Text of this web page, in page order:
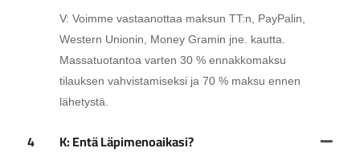
V: Voimme vastaanottaa maksun TT:n, PayPalin,
Western Unionin, Money Gramin jne. kautta.
Massatuotantoa varten 30 % ennakkomaksu
tilauksen vahvistamiseksi ja 70 % maksu ennen
lähetystä.
4 K: Entä Läpimenoaikasi?